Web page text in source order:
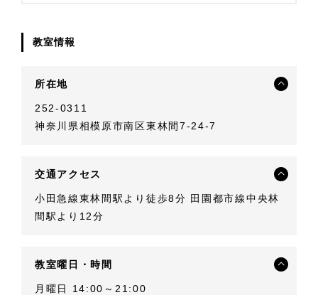
教室情報
所在地
252-0311
神奈川県相模原市南区東林間7-24-7
交通アクセス
小田急線東林間駅より徒歩8分 田園都市線中央林
間駅より12分
教室曜日・時間
月曜日 14:00～21:00